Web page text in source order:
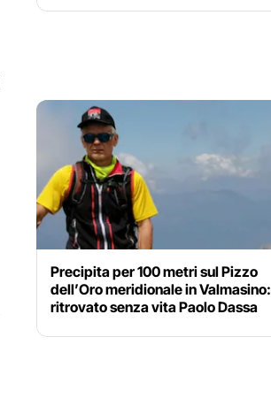
Precipita per 100 metri sul Pizzo
dell’Oro meridionale in Valmasino:
ritrovato senza vita Paolo Dassa